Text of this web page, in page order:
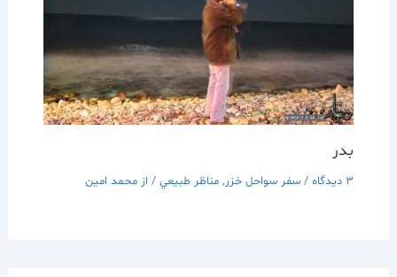
بدر
3 دیدگاه / سفر سواحل خزر, مناظر طبيعي/ از محمد امین